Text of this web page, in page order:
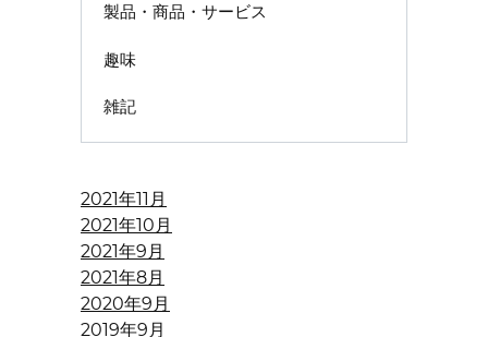
製品・商品・サービス
趣味
雑記
2021年11月
2021年10月
2021年9月
2021年8月
2020年9月
2019年9月